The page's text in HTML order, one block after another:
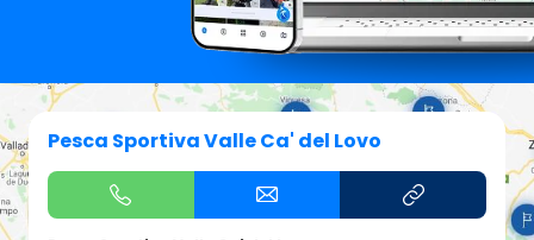
Pesca Sportiva Valle Ca' del Lovo